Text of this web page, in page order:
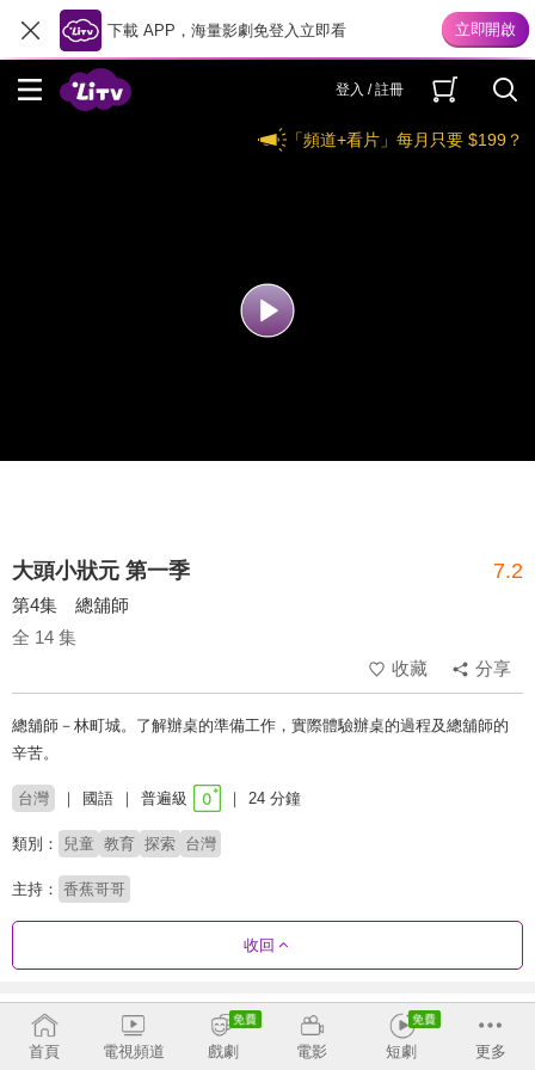
下載 APP，海量影劇免登入立即看
登入 / 註冊
「頻道+看片」每月只要 $199？
大頭小狀元 第一季 7.2
第4集 總舖師
全 14 集
收藏
分享
總舖師－林町城。了解辦桌的準備工作，實際體驗辦桌的過程及總舖師的
辛苦。
台灣 國語 普遍級 24 分鐘
類別： 兒童 教育 探索 台灣
主持： 香蕉哥哥
收回
劇集列表 正序
第1季 第2季 第3季
首頁 電視頻道 戲劇 電影 短劇 更多